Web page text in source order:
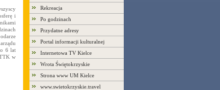
i
6 lat
w
Rekreacja
Po godzinach
Przydatne adresy
Portal informacji kulturalnej
Internetowa TV Kielce
Wrota Świętokrzyskie
Strona www UM Kielce
www.swietokrzyskie.travel